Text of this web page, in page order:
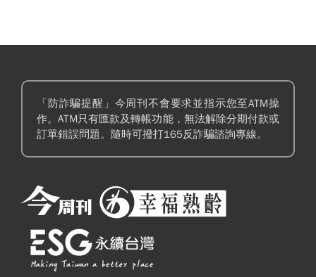
「防詐騙提醒」今周刊不會要求並指示您至ATM操
作。ATM只有匯款及轉帳功能，無法解除分期付款或
訂單錯誤問題。隨時可撥打165反詐騙諮詢專線。